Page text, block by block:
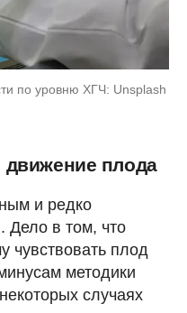
по уровню ХГЧ: Unsplash
движение плода
и редко
Дело в том, что
чувствовать плод
методики
случаях